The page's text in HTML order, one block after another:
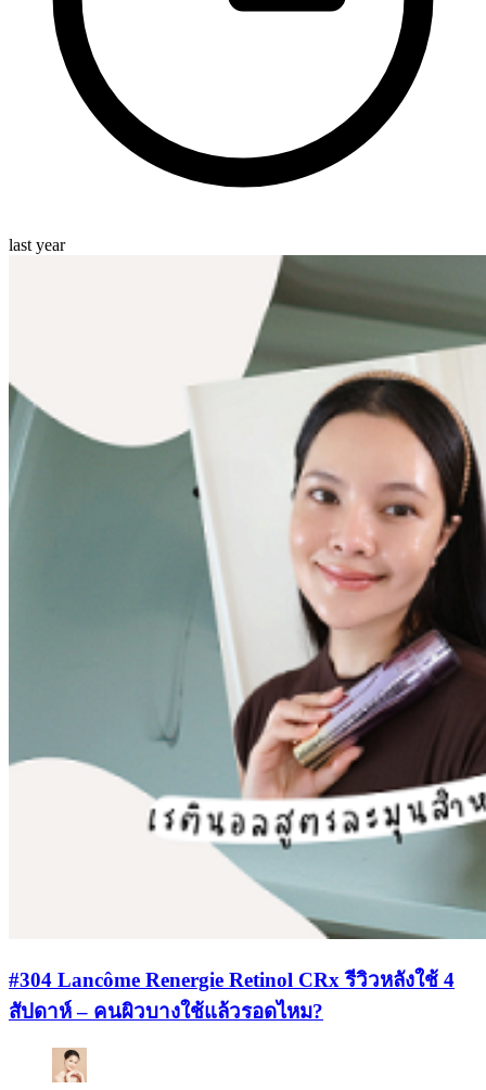
last year
#304 Lancôme Renergie Retinol CRx รีวิวหลังใช้ 4
สัปดาห์ – คนผิวบางใช้แล้วรอดไหม?